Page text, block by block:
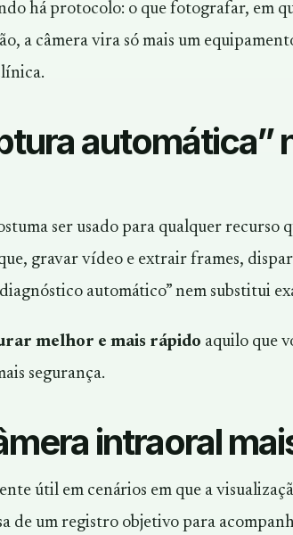
há protocolo: o que fotografar, em
a câmera vira só mais um
automática”
ser usado para qualquer recurso
gravar vídeo e extrair frames,
automático” nem substitui
melhor e mais rápido aquilo que
segurança.
intraoral
útil em cenários em que a
de um registro objetivo para